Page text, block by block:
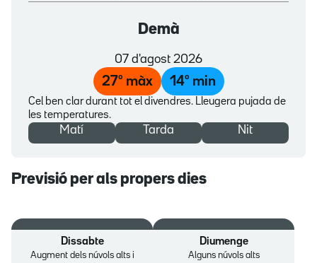
Demà
07 d'agost 2026
27º màx 14º min
Cel ben clar durant tot el divendres. Lleugera pujada de
les temperatures.
Matí Tarda Nit
Previsió per als propers dies
Dissabte
Augment dels núvols alts i
Diumenge
Alguns núvols alts